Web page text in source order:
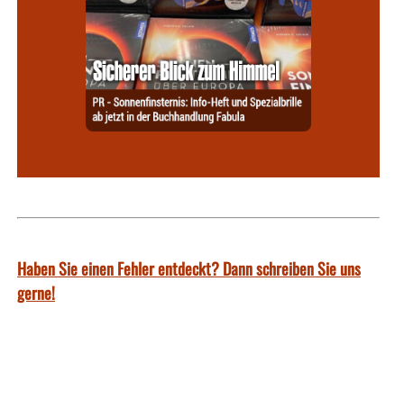
Haben Sie einen Fehler entdeckt? Dann schreiben Sie uns
gerne!